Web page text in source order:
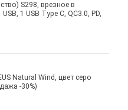
S298, врезное в
1 USB Type C, QC3.0, PD,
Natural Wind, цвет серо
-30%)